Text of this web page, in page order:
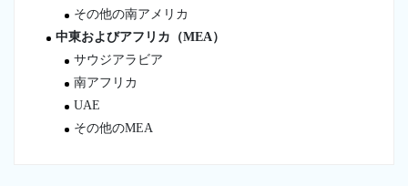
その他の南アメリカ
中東およびアフリカ（MEA）
サウジアラビア
南アフリカ
UAE
その他のMEA